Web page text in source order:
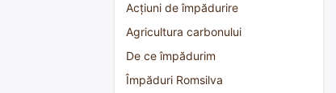
Acțiuni de împădurire
Agricultura carbonului
De ce împădurim
Împăduri Romsilva